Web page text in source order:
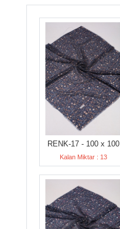
RENK-17 - 100 x 100
Kalan Miktar : 13